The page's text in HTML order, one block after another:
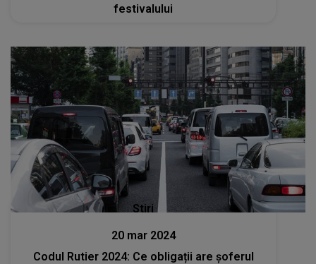
festivalului
Stiri
20 mar 2024
Codul Rutier 2024: Ce obligații are șoferul